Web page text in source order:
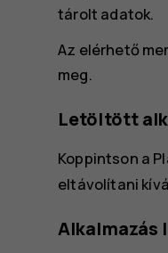
tárolt adatok.
Az elérhető
meg.
Letöltött
Koppintson a
eltávolítani
Alkalmazás